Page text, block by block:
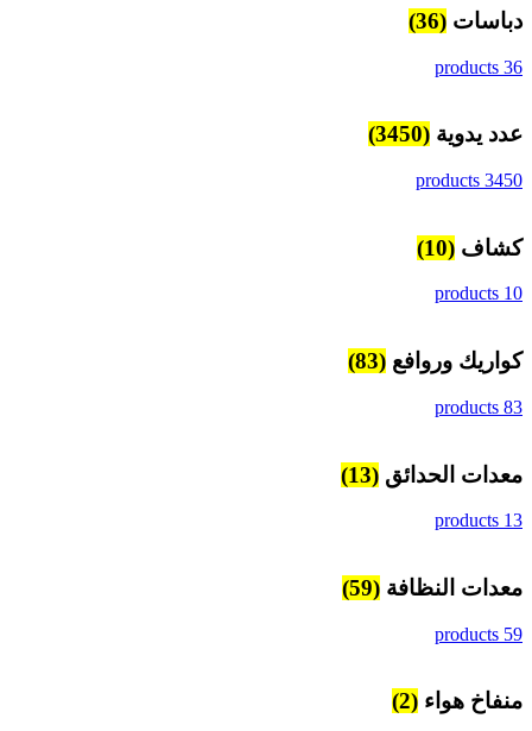
دباسات (36)
36 products
عدد يدوية (3450)
3450 products
كشاف (10)
10 products
كواريك وروافع (83)
83 products
معدات الحدائق (13)
13 products
معدات النظافة (59)
59 products
منفاخ هواء (2)